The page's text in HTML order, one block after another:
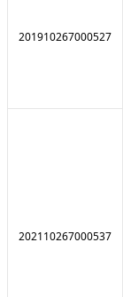
201910267000527
202110267000537